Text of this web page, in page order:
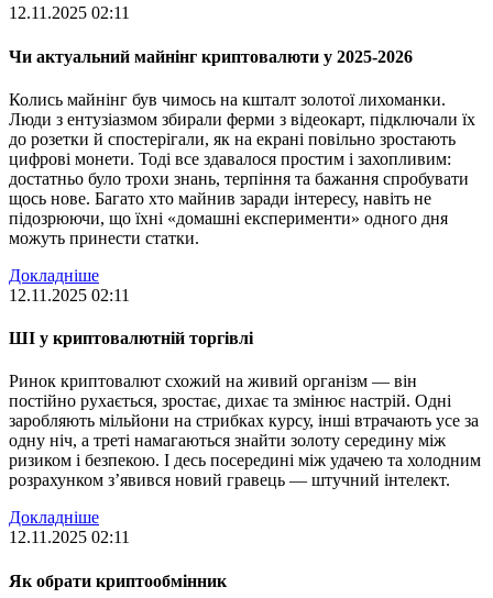
12.11.2025 02:11
Чи актуальний майнінг криптовалюти у 2025-2026
Колись майнінг був чимось на кшталт золотої лихоманки.
Люди з ентузіазмом збирали ферми з відеокарт, підключали їх
до розетки й спостерігали, як на екрані повільно зростають
цифрові монети. Тоді все здавалося простим і захопливим:
достатньо було трохи знань, терпіння та бажання спробувати
щось нове. Багато хто майнив заради інтересу, навіть не
підозрюючи, що їхні «домашні експерименти» одного дня
можуть принести статки.
Докладніше
12.11.2025 02:11
ШІ у криптовалютній торгівлі
Ринок криптовалют схожий на живий організм — він
постійно рухається, зростає, дихає та змінює настрій. Одні
заробляють мільйони на стрибках курсу, інші втрачають усе за
одну ніч, а треті намагаються знайти золоту середину між
ризиком і безпекою. І десь посередині між удачею та холодним
розрахунком з’явився новий гравець — штучний інтелект.
Докладніше
12.11.2025 02:11
Як обрати криптообмінник